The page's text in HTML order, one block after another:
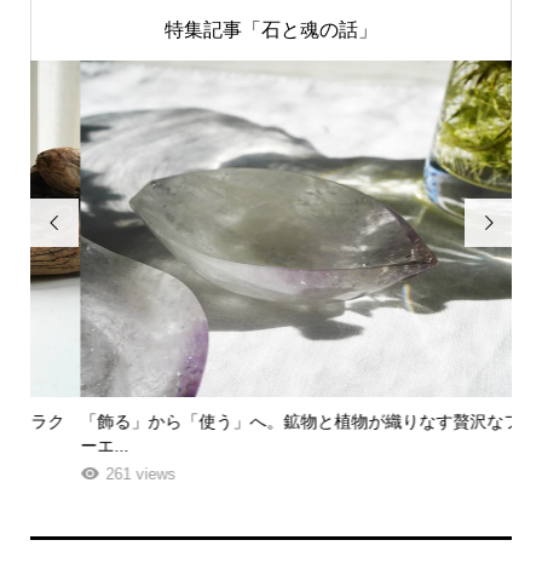
特集記事「石と魂の話」

「飾る」から「使う」へ。鉱物と植物が織りなす贅沢なフラワ
261 views
